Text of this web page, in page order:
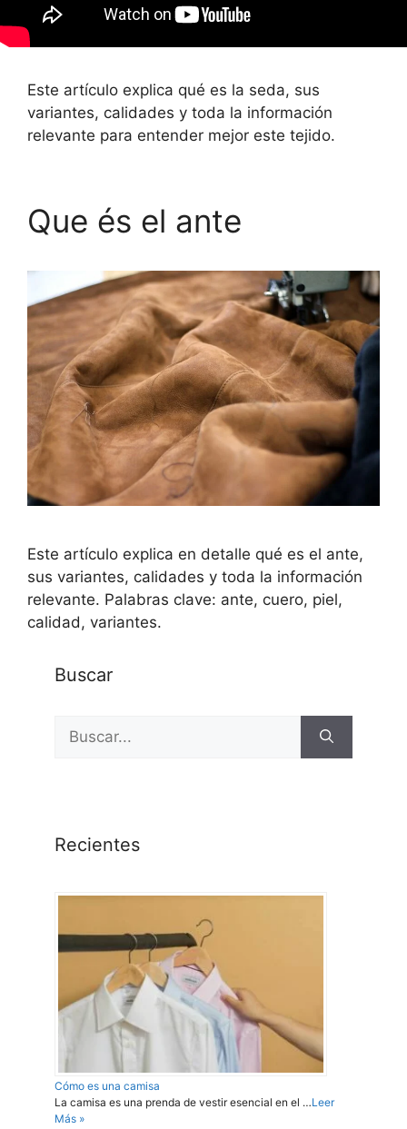
Este artículo explica qué es la seda, sus
variantes, calidades y toda la información
relevante para entender mejor este tejido.
Que és el ante
Este artículo explica en detalle qué es el ante,
sus variantes, calidades y toda la información
relevante. Palabras clave: ante, cuero, piel,
calidad, variantes.
Buscar
Recientes
Cómo es una camisa
La camisa es una prenda de vestir esencial en el …Leer
Más »